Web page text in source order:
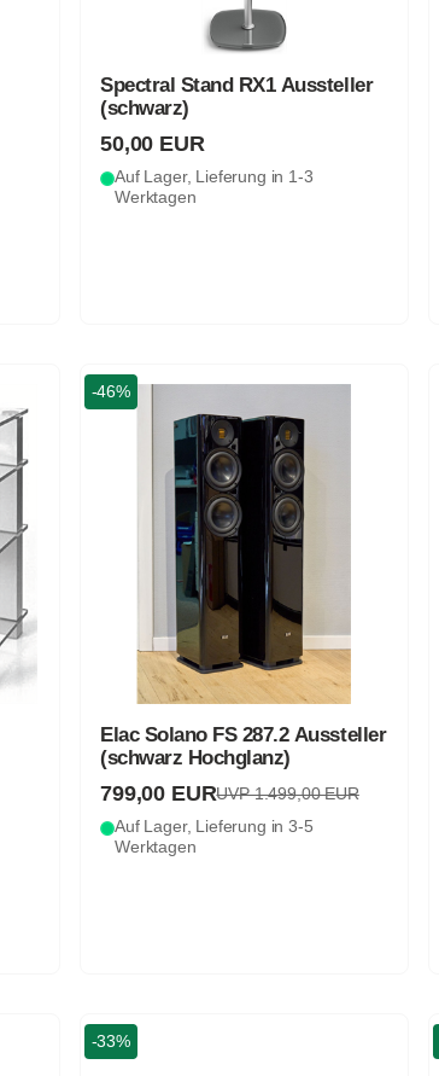
Spectral Stand RX1 Aussteller
(schwarz)
50,00 EUR
Auf Lager, Lieferung in 1-3
Werktagen
Elac Solano FS 287.2 Aussteller
(schwarz Hochglanz)
799,00 EURUVP 1.499,00 EUR
Auf Lager, Lieferung in 3-5
Werktagen
-46%
-33%